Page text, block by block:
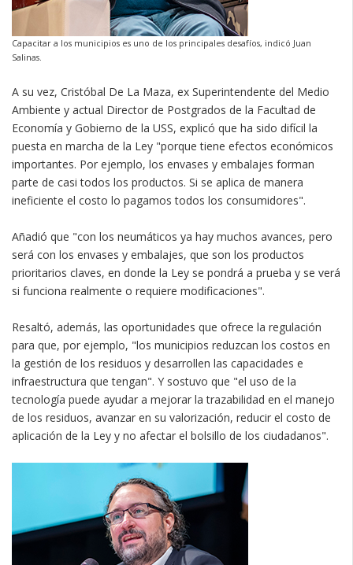
Capacitar a los municipios es uno de los principales desafíos, indicó Juan
Salinas.
A su vez, Cristóbal De La Maza, ex Superintendente del Medio
Ambiente y actual Director de Postgrados de la Facultad de
Economía y Gobierno de la USS, explicó que ha sido difícil la
puesta en marcha de la Ley "porque tiene efectos económicos
importantes. Por ejemplo, los envases y embalajes forman
parte de casi todos los productos. Si se aplica de manera
ineficiente el costo lo pagamos todos los consumidores".
Añadió que "con los neumáticos ya hay muchos avances, pero
será con los envases y embalajes, que son los productos
prioritarios claves, en donde la Ley se pondrá a prueba y se verá
si funciona realmente o requiere modificaciones".
Resaltó, además, las oportunidades que ofrece la regulación
para que, por ejemplo, "los municipios reduzcan los costos en
la gestión de los residuos y desarrollen las capacidades e
infraestructura que tengan". Y sostuvo que "el uso de la
tecnología puede ayudar a mejorar la trazabilidad en el manejo
de los residuos, avanzar en su valorización, reducir el costo de
aplicación de la Ley y no afectar el bolsillo de los ciudadanos".